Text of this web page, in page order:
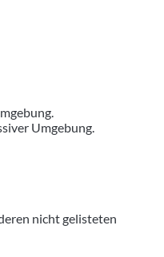
Umgebung.
nicht gelisteten